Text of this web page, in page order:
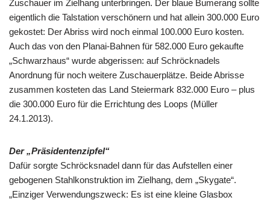
Zuschauer im Zielhang unterbringen. Der blaue Bumerang sollte
eigentlich die Talstation verschönern und hat allein 300.000 Euro
gekostet: Der Abriss wird noch einmal 100.000 Euro kosten.
Auch das von den Planai-Bahnen für 582.000 Euro gekaufte
„Schwarzhaus“ wurde abgerissen: auf Schröcknadels
Anordnung für noch weitere Zuschauerplätze. Beide Abrisse
zusammen kosteten das Land Steiermark 832.000 Euro – plus
die 300.000 Euro für die Errichtung des Loops (Müller
24.1.2013).
Der „Präsidentenzipfel“
Dafür sorgte Schröcksnadel dann für das Aufstellen einer
gebogenen Stahlkonstruktion im Zielhang, dem „Skygate“.
„Einziger Verwendungszweck: Es ist eine kleine Glasbox